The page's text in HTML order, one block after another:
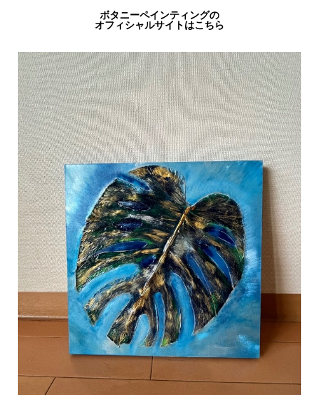
ボタニーペインティングの
オフィシャルサイトはこちら